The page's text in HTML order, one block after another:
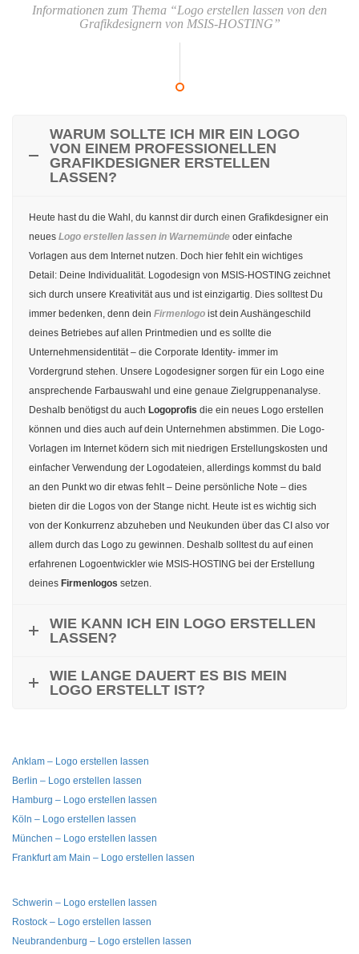
Informationen zum Thema “Logo erstellen lassen von den
Grafikdesignern von MSIS-HOSTING”
WARUM SOLLTE ICH MIR EIN LOGO
VON EINEM PROFESSIONELLEN
GRAFIKDESIGNER ERSTELLEN
LASSEN?
Heute hast du die Wahl, du kannst dir durch einen Grafikdesigner ein
neues Logo erstellen lassen in Warnemünde oder einfache
Vorlagen aus dem Internet nutzen. Doch hier fehlt ein wichtiges
Detail: Deine Individualität. Logodesign von MSIS-HOSTING zeichnet
sich durch unsere Kreativität aus und ist einzigartig. Dies solltest Du
immer bedenken, denn dein Firmenlogo ist dein Aushängeschild
deines Betriebes auf allen Printmedien und es sollte die
Unternehmensidentität – die Corporate Identity- immer im
Vordergrund stehen. Unsere Logodesigner sorgen für ein Logo eine
ansprechende Farbauswahl und eine genaue Zielgruppenanalyse.
Deshalb benötigst du auch Logoprofis die ein neues Logo erstellen
können und dies auch auf dein Unternehmen abstimmen. Die Logo-
Vorlagen im Internet ködern sich mit niedrigen Erstellungskosten und
einfacher Verwendung der Logodateien, allerdings kommst du bald
an den Punkt wo dir etwas fehlt – Deine persönliche Note – dies
bieten dir die Logos von der Stange nicht. Heute ist es wichtig sich
von der Konkurrenz abzuheben und Neukunden über das CI also vor
allem durch das Logo zu gewinnen. Deshalb solltest du auf einen
erfahrenen Logoentwickler wie MSIS-HOSTING bei der Erstellung
deines Firmenlogos setzen.
WIE KANN ICH EIN LOGO ERSTELLEN
LASSEN?
WIE LANGE DAUERT ES BIS MEIN
LOGO ERSTELLT IST?
Anklam – Logo erstellen lassen
Berlin – Logo erstellen lassen
Hamburg – Logo erstellen lassen
Köln – Logo erstellen lassen
München – Logo erstellen lassen
Frankfurt am Main – Logo erstellen lassen
Schwerin – Logo erstellen lassen
Rostock – Logo erstellen lassen
Neubrandenburg – Logo erstellen lassen